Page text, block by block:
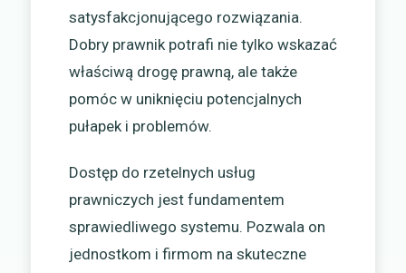
satysfakcjonującego rozwiązania.
Dobry prawnik potrafi nie tylko wskazać
właściwą drogę prawną, ale także
pomóc w uniknięciu potencjalnych
pułapek i problemów.
Dostęp do rzetelnych usług
prawniczych jest fundamentem
sprawiedliwego systemu. Pozwala on
jednostkom i firmom na skuteczne